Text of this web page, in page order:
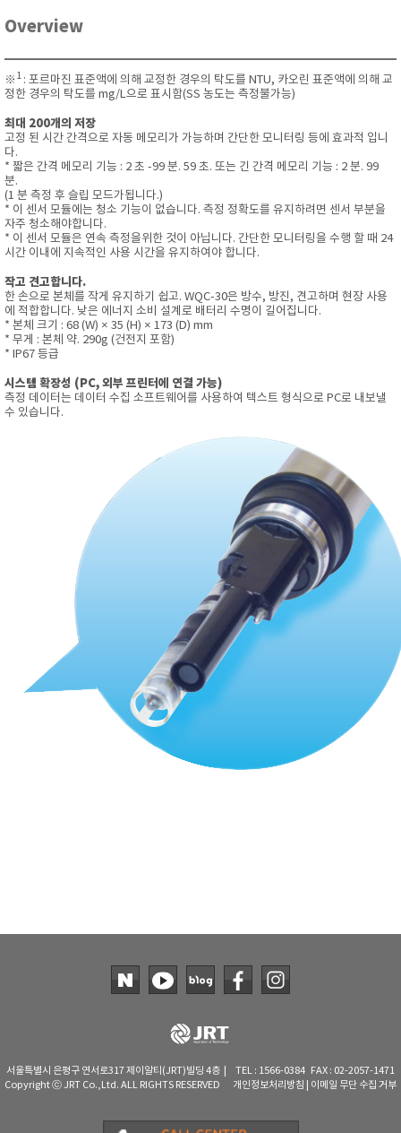
Overview
※ 1 : 포르마진 표준액에 의해 교정한 경우의 탁도를 NTU, 카오린 표준액에 의해 교
정한 경우의 탁도를 mg/L으로 표시함(SS 농도는 측정불가능)
최대 200개의 저장
고정 된 시간 간격으로 자동 메모리가 가능하며 간단한 모니터링 등에 효과적 입니
다.
* 짧은 간격 메모리 기능 : 2 초 -99 분. 59 초. 또는 긴 간격 메모리 기능 : 2 분. 99
분.
(1 분 측정 후 슬립 모드가됩니다.)
* 이 센서 모듈에는 청소 기능이 없습니다. 측정 정확도를 유지하려면 센서 부분을
자주 청소해야합니다.
* 이 센서 모듈은 연속 측정을위한 것이 아닙니다. 간단한 모니터링을 수행 할 때 24
시간 이내에 지속적인 사용 시간을 유지하여야 합니다.
작고 견고합니다.
한 손으로 본체를 작게 유지하기 쉽고. WQC-30은 방수, 방진, 견고하며 현장 사용
에 적합합니다. 낮은 에너지 소비 설계로 배터리 수명이 길어집니다.
* 본체 크기 : 68 (W) × 35 (H) × 173 (D) mm
* 무게 : 본체 약. 290g (건전지 포함)
* IP67 등급
시스템 확장성 (PC, 외부 프린터에 연결 가능)
측정 데이터는 데이터 수집 소프트웨어를 사용하여 텍스트 형식으로 PC로 내보낼
수 있습니다.
서울특별시 은평구 연서로317 제이알티(JRT)빌딩 4층 | TEL : 1566-0384 FAX : 02-2057-1471
Copyright ⓒ JRT Co.,Ltd. ALL RIGHTS RESERVED 개인정보처리방침 이메일 무단 수집 거부